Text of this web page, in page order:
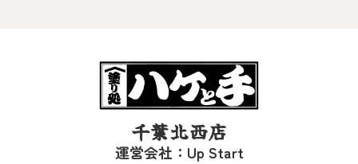
千葉北西店
運営会社：Up Start